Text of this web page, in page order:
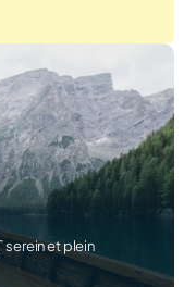
serein et plein